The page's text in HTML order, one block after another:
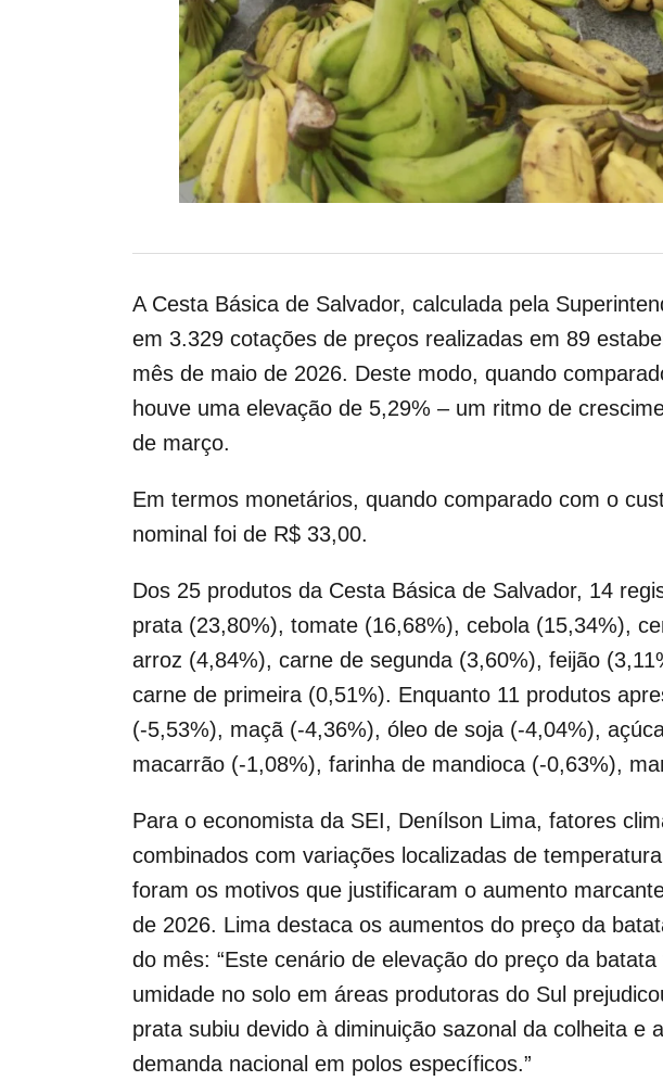
A Cesta Básica de Salvador, calculada pela
em 3.329 cotações de preços realizadas em 89
mês de maio de 2026. Deste modo, quando
houve uma elevação de 5,29% – um ritmo de
de março.
Em termos monetários, quando comparado com o
nominal foi de R$ 33,00.
Dos 25 produtos da Cesta Básica de Salvador, 14
prata (23,80%), tomate (16,68%), cebola (15,34%),
arroz (4,84%), carne de segunda (3,60%), feijão
carne de primeira (0,51%). Enquanto 11 produtos
(-5,53%), maçã (-4,36%), óleo de soja (-4,04%),
macarrão (-1,08%), farinha de mandioca (-0,63%),
Para o economista da SEI, Denílson Lima, fatores
combinados com variações localizadas de
foram os motivos que justificaram o aumento
de 2026. Lima destaca os aumentos do preço da
do mês: “Este cenário de elevação do preço da
umidade no solo em áreas produtoras do Sul
prata subiu devido à diminuição sazonal da colheita
demanda nacional em polos específicos.”